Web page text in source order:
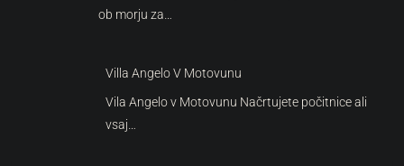
ob morju za…
Villa Angelo V Motovunu
Vila Angelo v Motovunu Načrtujete počitnice ali
vsaj…